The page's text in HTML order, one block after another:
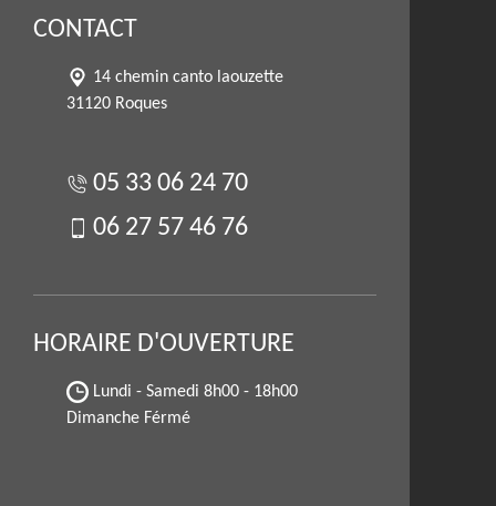
CONTACT
14 chemin canto laouzette
31120 Roques
05 33 06 24 70
06 27 57 46 76
HORAIRE D'OUVERTURE
Lundi - Samedi 8h00 - 18h00
Dimanche Férmé